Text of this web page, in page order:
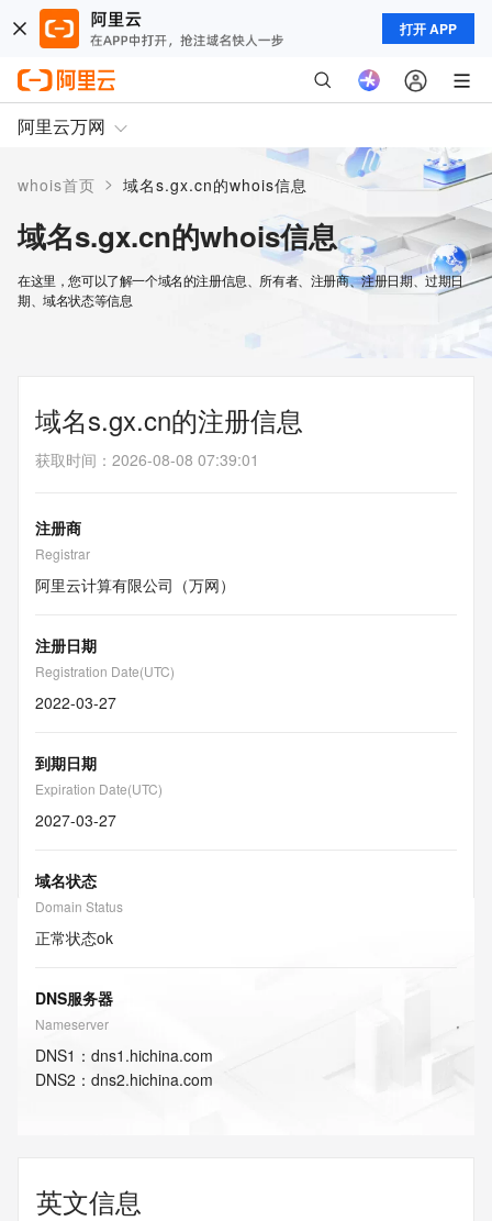
打开 APP
阿里云万网
whois首页 > 域名s.gx.cn的whois信息
域名s.gx.cn的whois信息
在这里，您可以了解一个域名的注册信息、所有者、注册商、注册日期、过期日
期、域名状态等信息
域名s.gx.cn的注册信息
获取时间 ： 2026-08-08 07:39:01
注册商
Registrar
阿里云计算有限公司（万网）
注册日期
Registration Date(UTC)
2022-03-27
到期日期
Expiration Date(UTC)
2027-03-27
域名状态
Domain Status
正常状态ok
DNS服务器
Nameserver
DNS1 ： dns1.hichina.com
DNS2 ： dns2.hichina.com
英文信息